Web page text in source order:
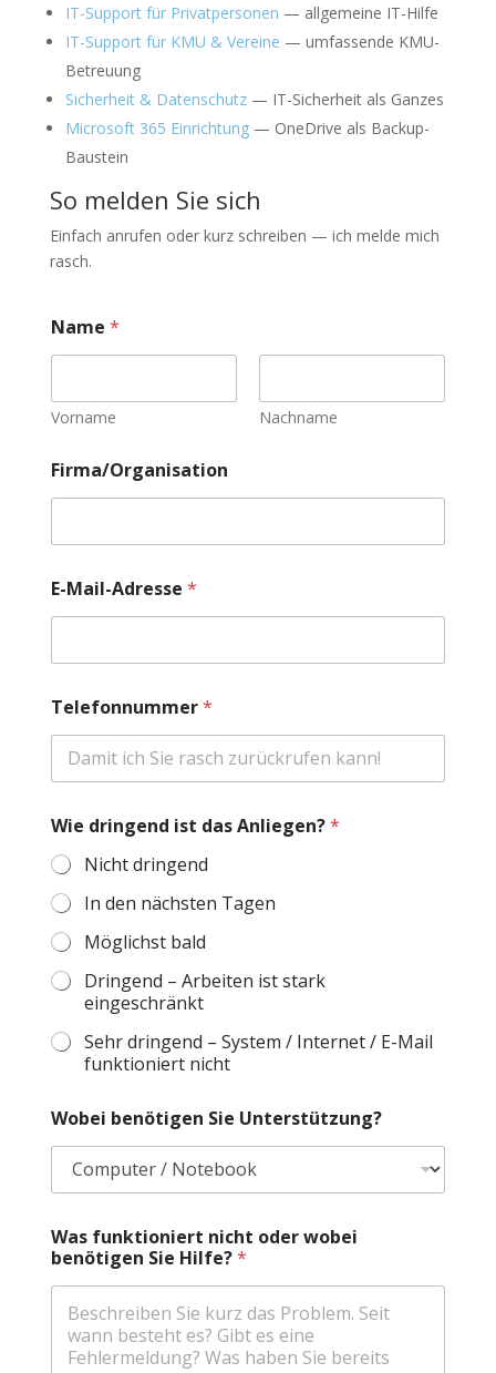
IT-Support für Privatpersonen — allgemeine IT-Hilfe
IT-Support für KMU & Vereine — umfassende KMU-
Betreuung
Sicherheit & Datenschutz— IT-Sicherheit als Ganzes
Microsoft 365 Einrichtung— OneDrive als Backup-
Baustein
So melden Sie sich
Einfach anrufen oder kurz schreiben — ich melde mich
rasch.
Name *
Vorname Nachname
Firma/Organisation
i
e
*
E-Mail-Adresse *
Telefonnummer*
Wie dringend ist das Anliegen?*
Nicht dringend
In den nächsten Tagen
Möglichst bald
Dringend – Arbeiten ist stark
eingeschränkt
Sehr dringend – System / Internet / E-Mail
funktioniert nicht
Wobei benötigen Sie Unterstützung?
Was funktioniert nicht oder wobei
benötigen Sie Hilfe?*